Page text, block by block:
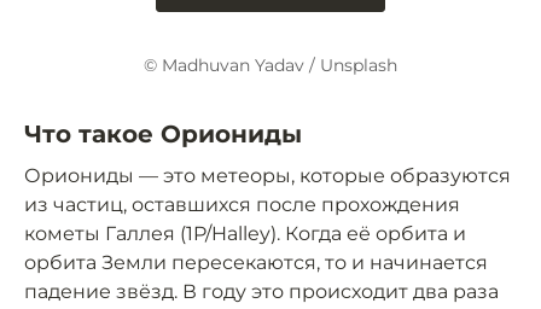
© Madhuvan Yadav / Unsplash
Что такое Ориониды
Ориониды — это метеоры, которые образуются
из частиц, оставшихся после прохождения
кометы Галлея (1P/Halley). Когда её орбита и
орбита Земли пересекаются, то и начинается
падение звёзд. В году это происходит два раза